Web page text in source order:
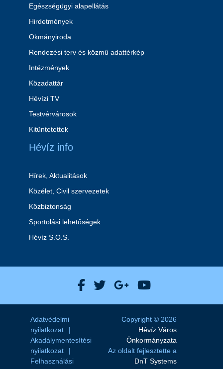
Egészségügyi alapellátás
Hirdetmények
Okmányiroda
Rendezési terv és közmű adattérkép
Intézmények
Közadattár
Hévízi TV
Testvérvárosok
Kitüntetettek
Hévíz info
Hírek, Aktualitások
Közélet, Civil szervezetek
Közbiztonság
Sportolási lehetőségek
Hévíz S.O.S.
Hévíz Város Facebook
Hévíz Város X
Hévíz Város
Hévíz Város
Adatvédelmi
nyilatkozat
Akadálymentesítési
nyilatkozat
Felhasználási
Copyright © 2026
Hévíz Város
Önkormányzata
Az oldalt fejlesztette a
DnT Systems